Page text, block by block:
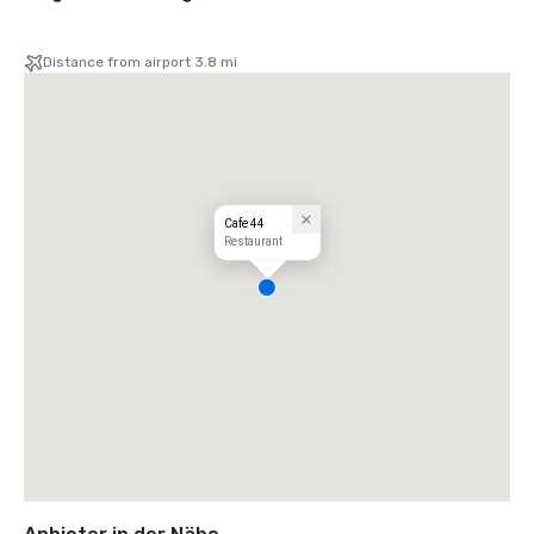
Distance from airport 3.8 mi
Cafe 44
Restaurant